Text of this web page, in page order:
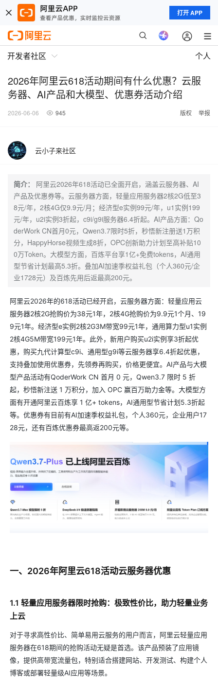
打开 APP
开发者社区 个人
2026年阿里云618活动期间有什么优惠？云服
务器、AI产品和大模型、优惠券活动介绍
2026-06-06 945 版权 举报
云小子来社区
简介：
阿里云2026年618活动已全面开启，涵盖云服务器、AI
产品及优惠券等。云服务器方面，轻量应用服务器2核2G低至3
8元/年，2核4G仅9.9元/月；经济型e实例99元/年，u1实例199
元/年，u2i实例3折起，c9i/g9i服务器6.4折起。AI产品方面：Qo
derWork CN首月0元，Qwen3.7限时5折，秒悟新注册送1万积
分，HappyHorse视频生成8折，OPC创新助力计划至高补贴10
0万Token。大模型方面，百炼平台享1亿+免费tokens，AI通用
型节省计划最高5.3折。叠加AI加速季权益礼包（个人360元/企
业1728元）及百炼先用后返最高200元。
阿里云2026年的618活动已经开启，云服务器方面：轻量应用云
服务器2核2G抢购价为38元1年，2核4G抢购价为9.9元1个月、19
9元1年。经济型e实例2核2G3M带宽99元1年，通用算力型u1实例
2核4G5M带宽199元1年。此外，新用户购买u2i实例享3折起优
惠，购买九代计算型c9i、通用型g9i等云服务器享6.4折起优惠，
支持叠加使用优惠券，先领券再购买，价格更便宜。AI产品与大模
型产品活动有QoderWork CN 首月 0 元，Qwen3.7 限时 5 折
起，秒悟新注送 1 万积分，加入 OPC 赢百万助力金等。大模型方
面有开通阿里云百炼享 1 亿+ tokens，AI通用型节省计划5.3折起
等。优惠券有目前有AI加速季权益礼包，个人360元，企业用户17
28元，还有百炼优惠券最高返200元等。
一、2026年阿里云618活动云服务器优惠
1.1 轻量应用服务器限时抢购：极致性价比，助力轻量业务
上云
对于寻求高性价比、简单易用云服务的用户而言，阿里云轻量应用
服务器在618期间的抢购活动无疑是首选。该产品预装了应用镜
像，提供高带宽流量包，特别适合搭建网站、开发测试、构建个人
博客或部署轻量级AI应用等场景。